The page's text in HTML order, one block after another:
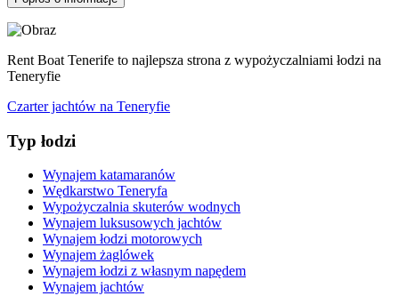
Rent Boat Tenerife to najlepsza strona z wypożyczalniami łodzi na
Teneryfie
Czarter jachtów na Teneryfie
Typ łodzi
Wynajem katamaranów
Wędkarstwo Teneryfa
Wypożyczalnia skuterów wodnych
Wynajem luksusowych jachtów
Wynajem łodzi motorowych
Wynajem żaglówek
Wynajem łodzi z własnym napędem
Wynajem jachtów